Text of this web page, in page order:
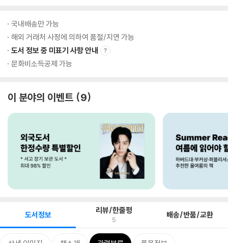
국내배송만 가능
해외 거래처 사정에 의하여 품절/지연 가능
도서 정보 중 미표기 사항 안내
문화비소득공제 가능
이 분야의 이벤트 9
도서정보 리뷰/한줄평
5 배송/반품/교환